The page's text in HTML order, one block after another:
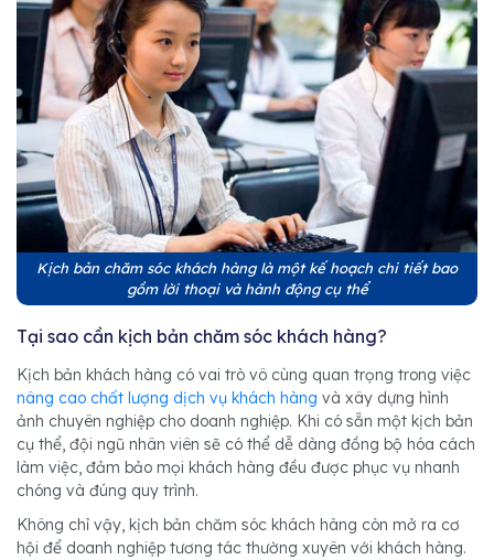
Kịch bản chăm sóc khách hàng là một kế hoạch chi tiết bao
gồm lời thoại và hành động cụ thể
Tại sao cần kịch bản chăm sóc khách hàng?
Kịch bản khách hàng có vai trò vô cùng quan trọng trong việc
nâng cao chất lượng dịch vụ khách hàng và xây dựng hình
ảnh chuyên nghiệp cho doanh nghiệp. Khi có sẵn một kịch bản
cụ thể, đội ngũ nhân viên sẽ có thể dễ dàng đồng bộ hóa cách
làm việc, đảm bảo mọi khách hàng đều được phục vụ nhanh
chóng và đúng quy trình.
Không chỉ vậy, kịch bản chăm sóc khách hàng còn mở ra cơ
hội để doanh nghiệp tương tác thường xuyên với khách hàng.